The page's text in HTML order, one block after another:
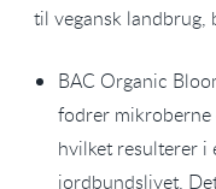
til vegansk landbrug,
BAC Organic
fodrer
hvilket resulterer i
jordbundslivet.